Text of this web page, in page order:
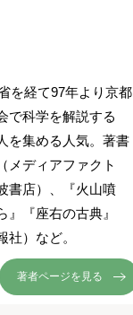
を経て97年より京都
で科学を解説する
を集める人気。著書
メディアファクト
書店）、『火山噴
『座右の古典』
社）など。
著者ページを見る